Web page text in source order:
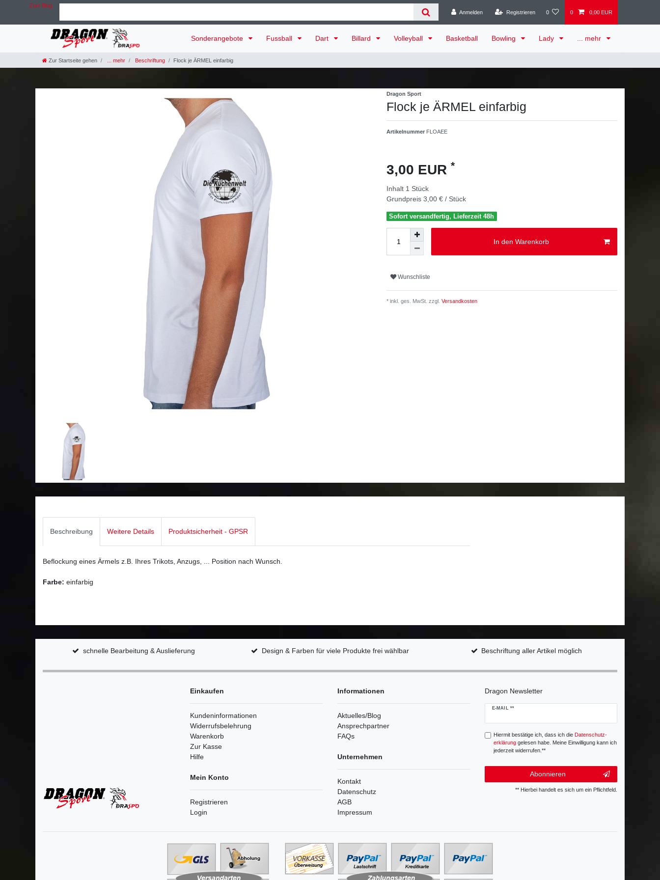
Zum Blog
Anmelden
Registrieren 0 0 0,00 EUR
Sonderangebote Fussball Dart Billard Volleyball Basketball Bowling Lady ... mehr
Zur Startseite gehen ... mehr Beschriftung Flock je ÄRMEL einfarbig
Dragon Sport
Flock je ÄRMEL einfarbig
Artikelnummer FLOAEE
3,00 EUR *
Inhalt 1 Stück
Grundpreis 3,00 € / Stück
Sofort versandfertig, Lieferzeit 48h
In den Warenkorb
Wunschliste
* inkl. ges. MwSt. zzgl. Versandkosten
Beschreibung Weitere Details Produktsicherheit - GPSR
Beflockung eines Ärmels z.B. Ihres Trikots, Anzugs, ... Position nach Wunsch.
Farbe: einfarbig
schnelle Bearbeitung & Auslieferung Design & Farben für viele Produkte frei wählbar Beschriftung aller Artikel möglich
Einkaufen
Kundeninformationen
Widerrufsbelehrung
Warenkorb
Zur Kasse
Hilfe
Mein Konto
Registrieren
Login
Informationen
Aktuelles/Blog
Ansprechpartner
FAQs
Unternehmen
Kontakt
Datenschutz
AGB
Impressum
Dragon Newsletter
E-MAIL **
Newsletter
Hiermit bestätige ich, dass ich die Daten­schutz­
erklärunggelesen habe. Meine Einwilligung kann ich
jederzeit widerrufen.**
Abonnieren
** Hierbei handelt es sich um ein Pflichtfeld.